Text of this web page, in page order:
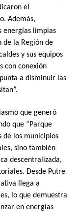
el
Además,
energías limpias
de la Región de
y sus equipos
con conexión
a disminuir las
que generó
que “Parque
de los municipios
sino también
descentralizada,
Desde Putre
llega a
lo que demuestra
en energías